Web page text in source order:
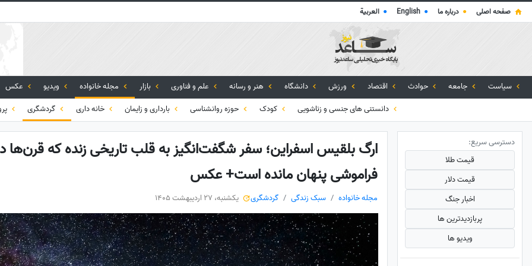
صفحه اصلی ● درباره ما ●
English
● العربية
سیاست جامعه حوادث اقتصاد ورزش دانشگاه هنر و رسانه علم و فناوری بازار مجله خانواده ویدیو عکس
دانستنی های جنسی و زناشویی
کودک حوزه روانشناسی بارداری و زایمان خانه داری گردشگری
ارگ بلقیس اسفراین؛ سفر شگفت‌انگیز به قلب تاریخی زنده که
فراموشی پنهان مانده است+ عکس
مجله خانواده سبک زندگی گردشگری یکشنبه، 27 اردیبهشت 1405
دسترسی سریع:
قیمت طلا
قیمت دلار
اخبار جنگ
پربازدید‌ترین ها
ویدیو ها